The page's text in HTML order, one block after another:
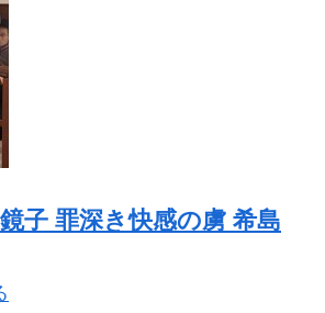
子 罪深き快感の虜 希島